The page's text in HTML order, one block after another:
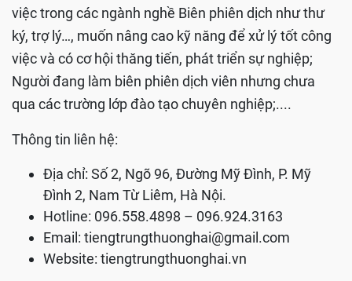
việc trong các ngành nghề Biên phiên dịch như thư
ký, trợ lý…, muốn nâng cao kỹ năng để xử lý tốt công
việc và có cơ hội thăng tiến, phát triển sự nghiệp;
Người đang làm biên phiên dịch viên nhưng chưa
qua các trường lớp đào tạo chuyên nghiệp;....
Thông tin liên hệ:
Địa chỉ: Số 2, Ngõ 96, Đường Mỹ Đình, P. Mỹ
Đình 2, Nam Từ Liêm, Hà Nội.
Hotline: 096.558.4898 – 096.924.3163
Email: tiengtrungthuonghai@gmail.com
Website: tiengtrungthuonghai.vn